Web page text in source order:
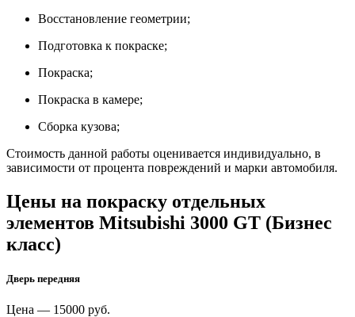
Восстановление геометрии;
Подготовка к покраске;
Покраска;
Покраска в камере;
Сборка кузова;
Стоимость данной работы оценивается индивидуально, в
зависимости от процента повреждений и марки автомобиля.
Цены на покраску отдельных
элементов Mitsubishi 3000 GT (Бизнес
класс)
Дверь передняя
Цена — 15000 руб.